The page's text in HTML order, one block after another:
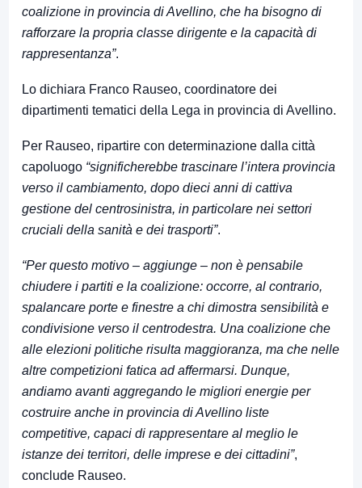
coalizione in provincia di Avellino, che ha bisogno di
rafforzare la propria classe dirigente e la capacità di
rappresentanza”.
Lo dichiara Franco Rauseo, coordinatore dei
dipartimenti tematici della Lega in provincia di Avellino.
Per Rauseo, ripartire con determinazione dalla città
capoluogo “significherebbe trascinare l’intera provincia
verso il cambiamento, dopo dieci anni di cattiva
gestione del centrosinistra, in particolare nei settori
cruciali della sanità e dei trasporti”.
“Per questo motivo – aggiunge – non è pensabile
chiudere i partiti e la coalizione: occorre, al contrario,
spalancare porte e finestre a chi dimostra sensibilità e
condivisione verso il centrodestra. Una coalizione che
alle elezioni politiche risulta maggioranza, ma che nelle
altre competizioni fatica ad affermarsi. Dunque,
andiamo avanti aggregando le migliori energie per
costruire anche in provincia di Avellino liste
competitive, capaci di rappresentare al meglio le
istanze dei territori, delle imprese e dei cittadini”,
conclude Rauseo.